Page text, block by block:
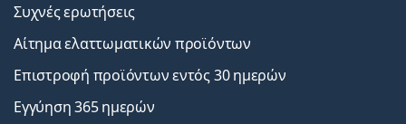
Συχνές ερωτήσεις
Αίτημα ελαττωματικών προϊόντων
Επιστροφή προϊόντων εντός 30 ημερών
Εγγύηση 365 ημερών